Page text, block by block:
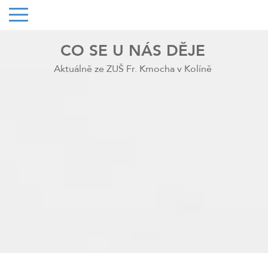
CO SE U NÁS DĚJE
Aktuálně ze ZUŠ Fr. Kmocha v Kolíně